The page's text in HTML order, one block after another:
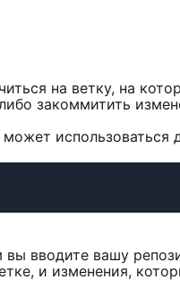
на ветку, на
закоммитить
использоваться
вводите вашу
и изменения,